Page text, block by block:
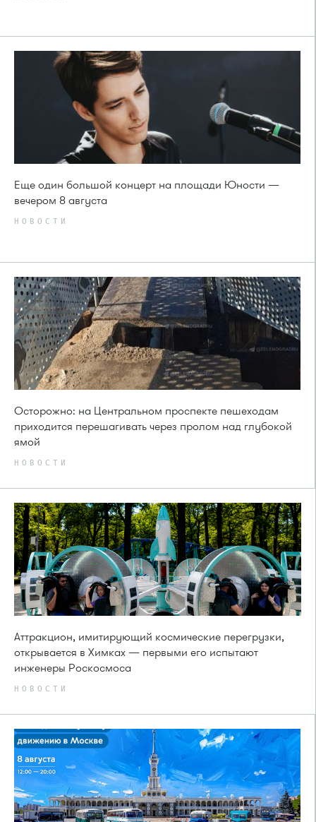
Еще один большой концерт на площади Юности —
вечером 8 августа
НОВОСТИ
Осторожно: на Центральном проспекте пешеходам
приходится перешагивать через пролом над глубокой
ямой
НОВОСТИ
Аттракцион, имитирующий космические перегрузки,
открывается в Химках — первыми его испытают
инженеры Роскосмоса
НОВОСТИ